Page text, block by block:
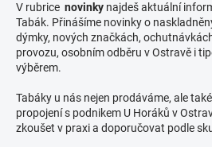
V rubrice novinky najdeš aktuální
Tabák. Přinášíme novinky o
dýmky, nových značkách,
provozu, osobním odběru v Ostravě i
výběrem.
Tabáky u nás nejen prodáváme, ale
propojení s podnikem U Horáků v
zkoušet v praxi a doporučovat podle